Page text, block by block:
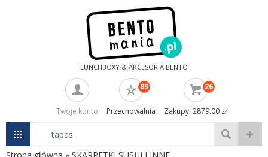
LUNCHBOXY & AKCESORIA BENTO
Twoje konto
89
Przechowalnia
26
Zakupy: 2879.00 zł